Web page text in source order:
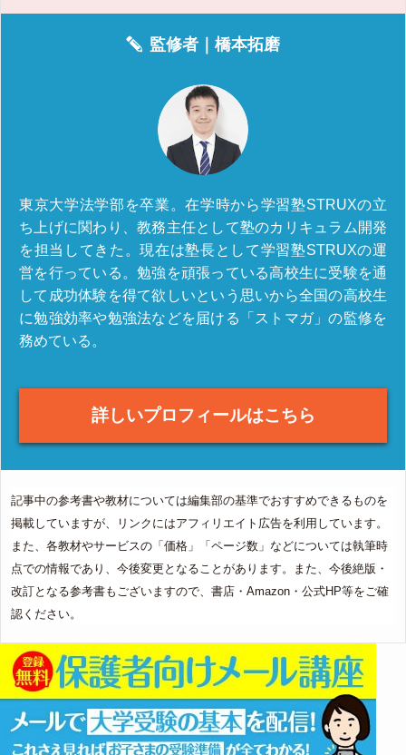
監修者｜橋本拓磨
東京大学法学部を卒業。在学時から学習塾STRUXの立
ち上げに関わり、教務主任として塾のカリキュラム開発
を担当してきた。現在は塾長として学習塾STRUXの運
営を行っている。勉強を頑張っている高校生に受験を通
して成功体験を得て欲しいという思いから全国の高校生
に勉強効率や勉強法などを届ける「ストマガ」の監修を
務めている。
詳しいプロフィールはこちら
記事中の参考書や教材については編集部の基準でおすすめできるものを
掲載していますが、リンクにはアフィリエイト広告を利用しています。
また、各教材やサービスの「価格」「ページ数」などについては執筆時
点での情報であり、今後変更となることがあります。また、今後絶版・
改訂となる参考書もございますので、書店・Amazon・公式HP等をご確
認ください。